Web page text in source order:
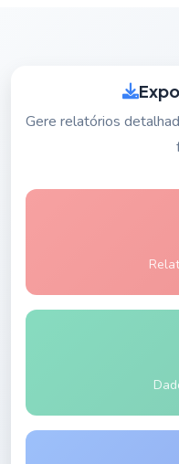
Gere relatórios